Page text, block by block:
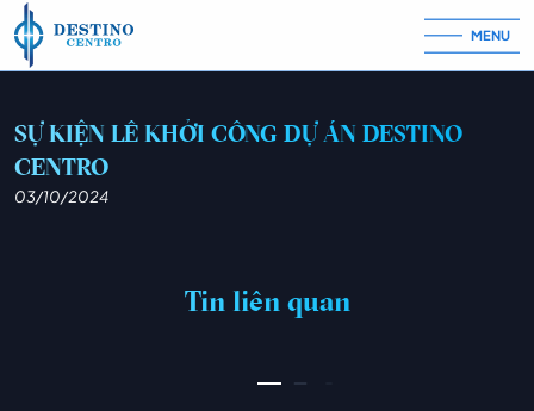
MENU
SỰ KIỆN LỄ KHỞI CÔNG DỰ ÁN DESTINO
CENTRO
03/10/2024
Tin liên quan